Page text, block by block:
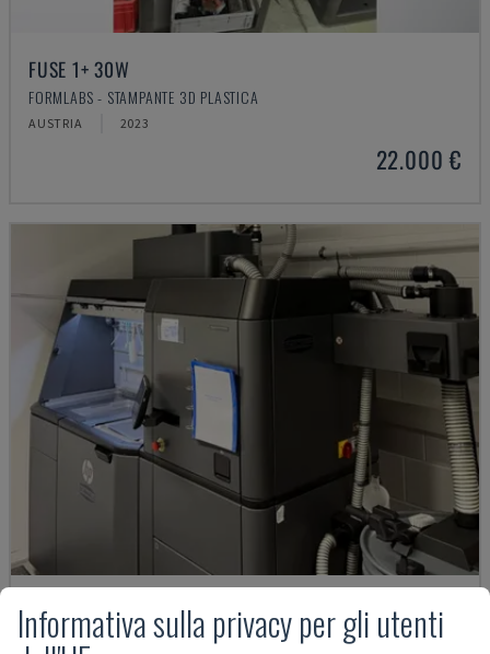
FUSE 1+ 30W
FORMLABS - STAMPANTE 3D PLASTICA
AUSTRIA 2023
22.000 €
JET FUSION 3D 4200
HP - STAMPANTE 3D PLASTICA
Informativa sulla privacy per gli utenti